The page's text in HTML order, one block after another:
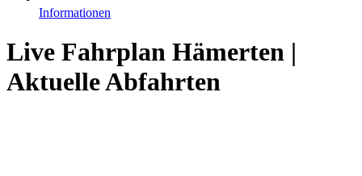
Informationen
Live Fahrplan Hämerten |
Aktuelle Abfahrten